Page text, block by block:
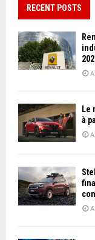
RECENT POSTS
Le
à